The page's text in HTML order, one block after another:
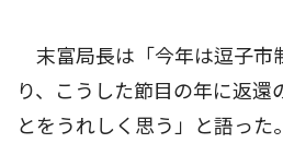
末富局長は「今年は逗子市
り、こうした節目の年に返還
とをうれしく思う」と語った。